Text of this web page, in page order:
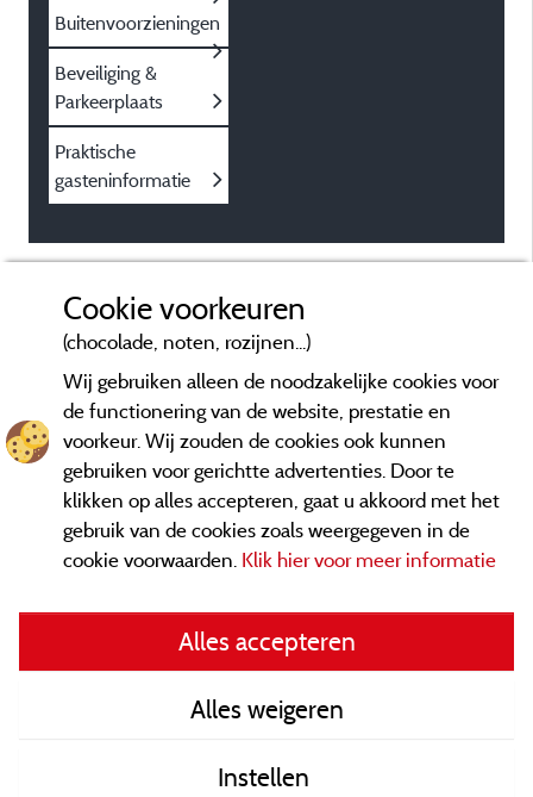
Buitenvoorzieningen
Beveiliging &
Parkeerplaats
Praktische
gasteninformatie
General terms of use
Contact gegevens
Algemene verkoopvoorwaarden
Cookie voorkeuren
(chocolade, noten, rozijnen...)
Wij gebruiken alleen de noodzakelijke cookies voor
de functionering van de website, prestatie en
voorkeur. Wij zouden de cookies ook kunnen
gebruiken voor gerichtte advertenties. Door te
klikken op alles accepteren, gaat u akkoord met het
gebruik van de cookies zoals weergegeven in de
cookie voorwaarden. Klik hier voor meer informatie
Alles accepteren
Alles weigeren
Instellen